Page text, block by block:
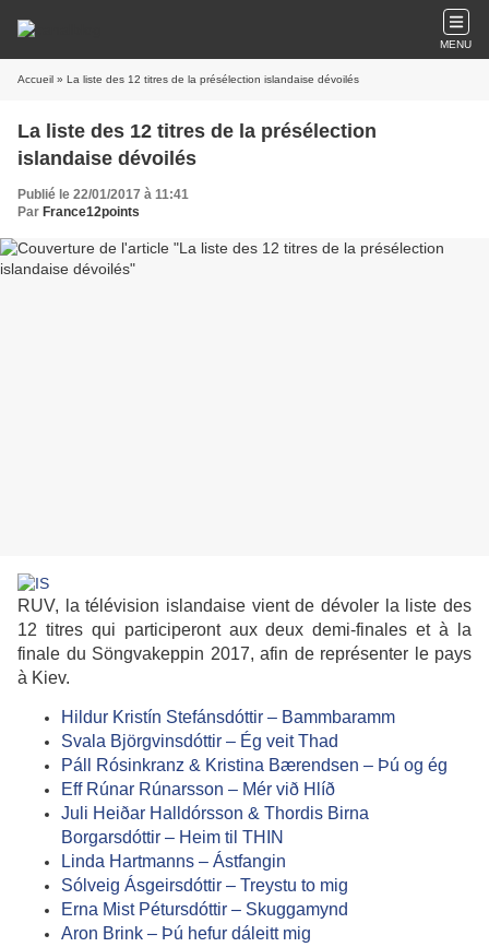
MENU
Accueil » La liste des 12 titres de la présélection islandaise dévoilés
La liste des 12 titres de la présélection
islandaise dévoilés
Publié le 22/01/2017 à 11:41
Par France12points
RUV, la télévision islandaise vient de dévoler la liste des
12 titres qui participeront aux deux demi-finales et à la
finale du Söngvakeppin 2017, afin de représenter le pays
à Kiev.
Hildur Kristín Stefánsdóttir – Bammbaramm
Svala Björgvinsdóttir – Ég veit Thad
Páll Rósinkranz & Kristina Bærendsen – Þú og ég
Eff Rúnar Rúnarsson – Mér við Hlíð
Juli Heiðar Halldórsson & Thordis Birna
Borgarsdóttir – Heim til THIN
Linda Hartmanns – Ástfangin
Sólveig Ásgeirsdóttir – Treystu to mig
Erna Mist Pétursdóttir – Skuggamynd
Aron Brink – Þú hefur dáleitt mig